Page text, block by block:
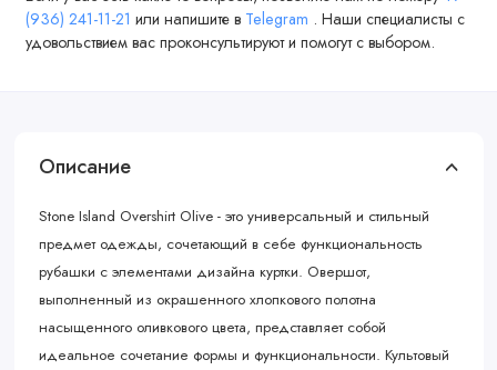
(936) 241-11-21 или напишите в Telegram . Наши специалисты с
удовольствием вас проконсультируют и помогут с выбором.
Описание
Stone Island Overshirt Olive - это универсальный и стильный
предмет одежды, сочетающий в себе функциональность
рубашки с элементами дизайна куртки. Овершот,
выполненный из окрашенного хлопкового полотна
насыщенного оливкового цвета, представляет собой
идеальное сочетание формы и функциональности. Культовый